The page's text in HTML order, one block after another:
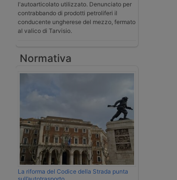
l'autoarticolato utilizzato. Denunciato per
contrabbando di prodotti petroliferi il
conducente ungherese del mezzo, fermato
al valico di Tarvisio.
Normativa
La riforma del Codice della Strada punta
sull’autotrasporto